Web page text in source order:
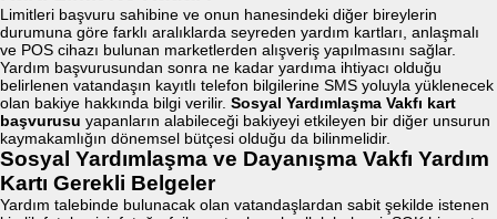
Limitleri başvuru sahibine ve onun hanesindeki diğer bireylerin
durumuna göre farklı aralıklarda seyreden yardım kartları, anlaşmalı
ve POS cihazı bulunan marketlerden alışveriş yapılmasını sağlar.
Yardım başvurusundan sonra ne kadar yardıma ihtiyacı olduğu
belirlenen vatandaşın kayıtlı telefon bilgilerine SMS yoluyla yüklenecek
olan bakiye hakkında bilgi verilir. Sosyal Yardımlaşma Vakfı kart
başvurusu yapanların alabileceği bakiyeyi etkileyen bir diğer unsurun
kaymakamlığın dönemsel bütçesi olduğu da bilinmelidir.
Sosyal Yardımlaşma ve Dayanışma Vakfı Yardım
Kartı Gerekli Belgeler
Yardım talebinde bulunacak olan vatandaşlardan sabit şekilde istenen